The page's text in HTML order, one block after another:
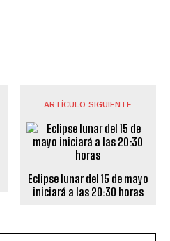
ARTÍCULO SIGUIENTE
Eclipse lunar del 15 de mayo
iniciará a las 20:30 horas